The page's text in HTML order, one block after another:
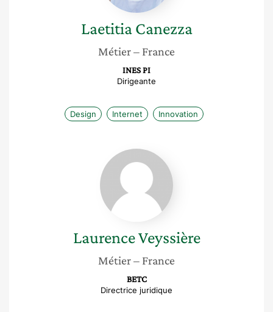
Laetitia Canezza
Métier– France
INES PI
Dirigeante
Design Internet Innovation
Laurence
Veyssière
LaurenceVeyssière
Métier– France
BETC
Directrice juridique